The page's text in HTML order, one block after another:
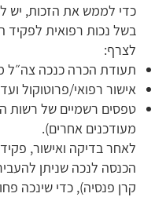
כדי לממש את הזכות, יש
בשל נכות רפואית
לצרף:
תעודת הכרה כנכה צה״ל
אישור רפואי/פרוטוקול
מעודכנים אחרים).
לאחר בדיקה ואישור,
הכנסה לנכה שניתן
קרן פנסיה), כדי שינכה